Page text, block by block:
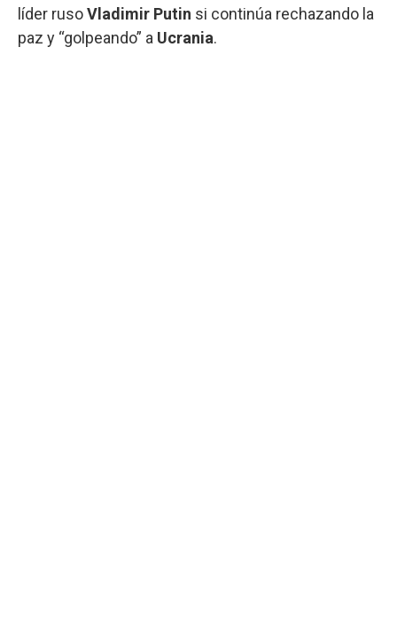
líder rusoVladimir Putin si continúa rechazando la
paz y “golpeando” a Ucrania.